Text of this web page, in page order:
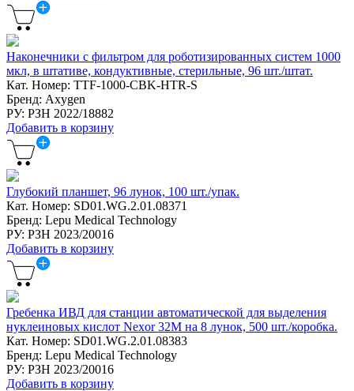
Наконечники с фильтром для роботизированных систем 1000
мкл, в штативе, кондуктивные, стерильные, 96 шт./штат.
Кат. Номер: TTF-1000-CBK-HTR-S
Бренд: Axygen
РУ: РЗН 2022/18882
Добавить в корзину
Глубокий планшет, 96 лунок, 100 шт./упак.
Кат. Номер: SD01.WG.2.01.08371
Бренд: Lepu Medical Technology
РУ: РЗН 2023/20016
Добавить в корзину
Гребенка ИВД для станции автоматической для выделения
нуклеиновых кислот Nexor 32М на 8 лунок, 500 шт./коробка.
Кат. Номер: SD01.WG.2.01.08383
Бренд: Lepu Medical Technology
РУ: РЗН 2023/20016
Добавить в корзину